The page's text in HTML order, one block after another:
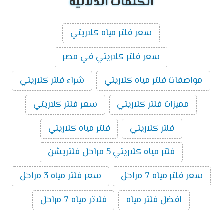
سعر فلتر مياه كلاريتي
سعر فلتر كلاريتي في مصر
مواصفات فلتر مياه كلاريتي
شراء فلتر كلاريتي
مميزات فلتر كلاريتي
سعر فلتر كلاريتي
فلتر كلاريتي
فلتر مياه كلاريتي
فلتر مياه كلاريتي 5 مراحل فلتريشن
سعر فلتر مياه 7 مراحل
سعر فلتر مياه 3 مراحل
افضل فلتر مياه
فلاتر مياه 7 مراحل